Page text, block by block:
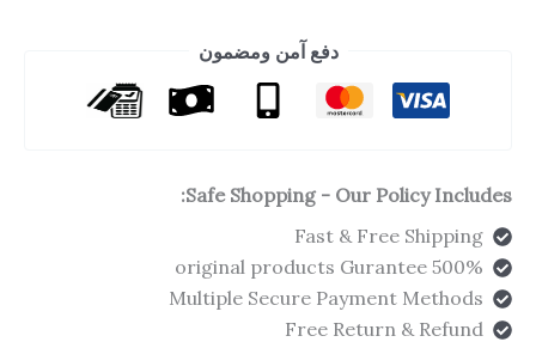
دفع آمن ومضمون
Safe Shopping - Our Policy Includes:
Fast & Free Shipping
500% original products Gurantee
Multiple Secure Payment Methods
Free Return & Refund